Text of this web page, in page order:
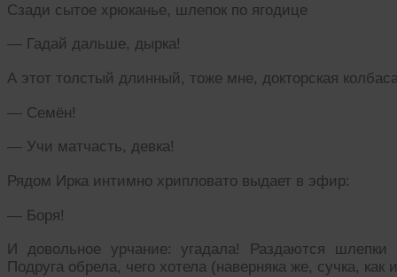
Сзади сытое хрюканье, шлепок по ягодице
— Гадай дальше, дырка!
А этот толстый длинный, тоже мне, докторская
— Семён!
— Учи матчасть, девка!
Рядом Ирка интимно хрипловато выдает в эфир:
— Боря!
И довольное урчание: угадала! Раздаются
Подруга обрела, чего хотела (наверняка же, сучка,